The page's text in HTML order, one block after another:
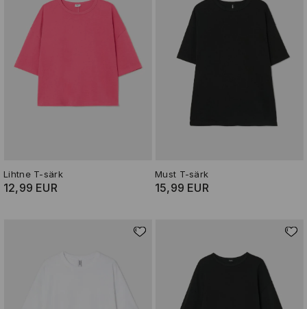
Lihtne T-särk
12,99 EUR
Must T-särk
15,99 EUR